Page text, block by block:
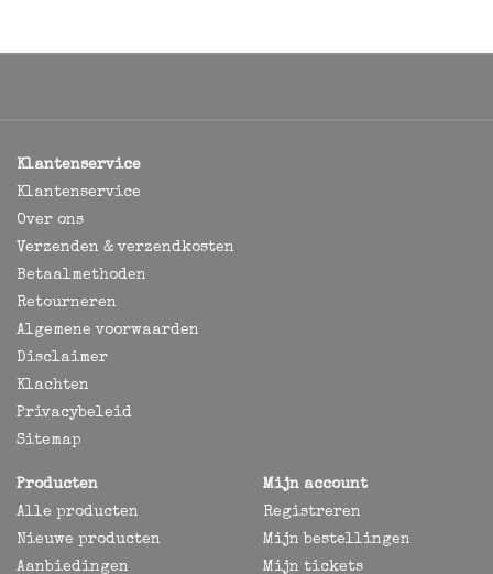
Klantenservice
Klantenservice
Over ons
Verzenden & verzendkosten
Betaalmethoden
Retourneren
Algemene voorwaarden
Disclaimer
Klachten
Privacybeleid
Sitemap
Producten
Alle producten
Nieuwe producten
Aanbiedingen
Mijn account
Registreren
Mijn bestellingen
Mijn tickets